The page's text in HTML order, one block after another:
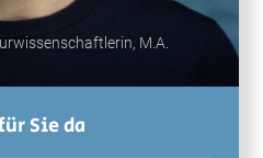
M.A.
Sie da